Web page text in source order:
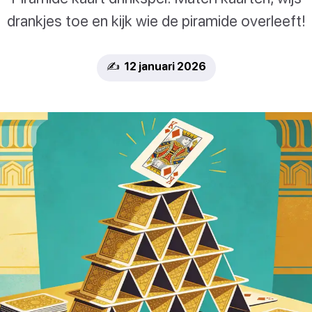
drankjes toe en kijk wie de piramide overleeft!
✍️ 12 januari 2026